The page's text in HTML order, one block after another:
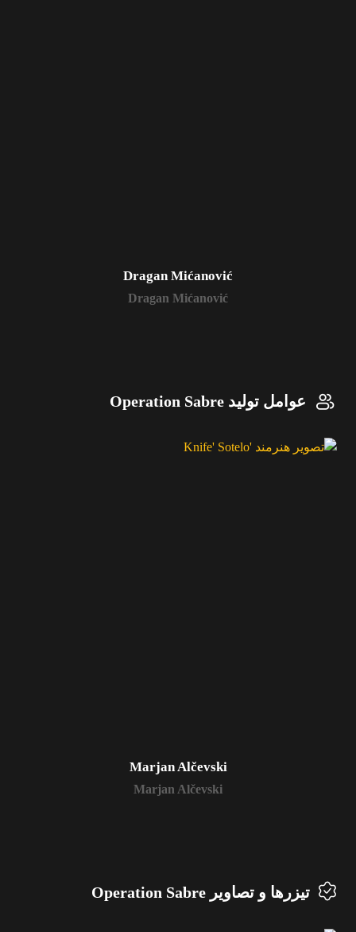
Dragan Mićanović
Dragan Mićanović
عوامل تولید Operation Sabre
Marjan Alčevski
Marjan Alčevski
تیزرها و تصاویر Operation Sabre